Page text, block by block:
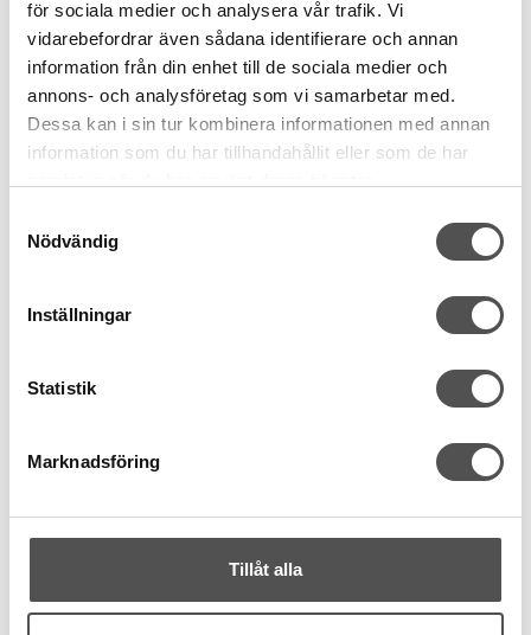
för sociala medier och analysera vår trafik. Vi
vidarebefordrar även sådana identifierare och annan
information från din enhet till de sociala medier och
annons- och analysföretag som vi samarbetar med.
Dessa kan i sin tur kombinera informationen med annan
information som du har tillhandahållit eller som de har
Nödvändig
Inställningar
Statistik
Marknadsföring
Tillåt alla
Mini Duckling
applikationssax Janome
Mini applikationssax
Extra bra vinkel
KÖP
Skräddarsax Kai Pro
7250L vänster 25 cm
Skräddarsax 10" 25 cm
Klipplängd 10 cm